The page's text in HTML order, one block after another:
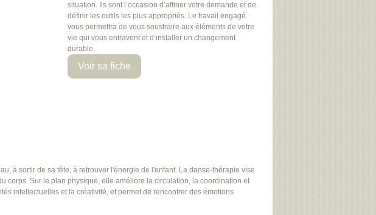
situation. Ils sont l’occasion d’affiner votre demande et de
définir les outils les plus appropriés. Le travail engagé
vous permettra de vous soustraire aux éléments de votre
vie qui vous entravent et d’installer un changement
durable.
Voir sa fiche
à sortir de sa tête, à retrouver l'énergie de l'enfant. La danse-thérapie vise
corps. Sur le plan physique, elle améliore la circulation, la coordination et
intellectuelles et la créativité, et permet de rencontrer des émotions